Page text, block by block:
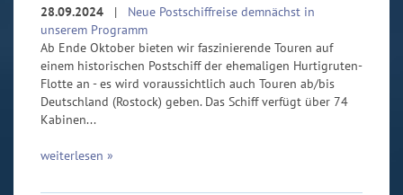
28.09.2024 | Neue Postschiffreise demnächst in
unserem Programm
Ab Ende Oktober bieten wir faszinierende Touren auf
einem historischen Postschiff der ehemaligen Hurtigruten-
Flotte an - es wird voraussichtlich auch Touren ab/bis
Deutschland (Rostock) geben. Das Schiff verfügt über 74
Kabinen...
weiterlesen »